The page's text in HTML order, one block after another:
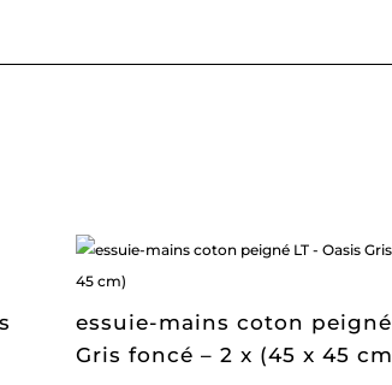
essuie-mains coton peigné
Gris foncé – 2 x (45 x 45